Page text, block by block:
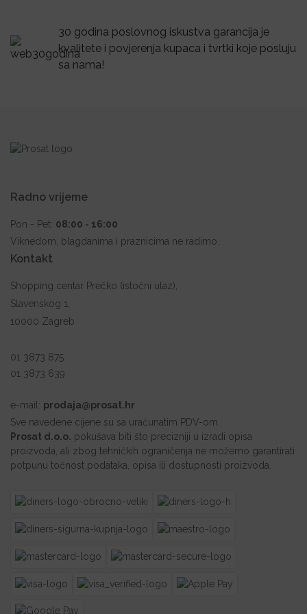
30 godina poslovnog iskustva garancija je
kvalitete i povjerenja kupaca i tvrtki koje posluju
sa nama!
Radno vrijeme
Pon - Pet: 08:00 - 16:00
Viknedom, blagdanima i praznicima ne radimo.
Kontakt
Shopping centar Prečko (istočni ulaz),
Slavenskog 1,
10000 Zagreb
01 3873 875
01 3873 639
e-mail: prodaja@prosat.hr
Sve navedene cijene su sa uračunatim PDV-om.
Prosat d.o.o. pokušava biti što precizniji u izradi opisa
proizvoda, ali zbog tehničkih ograničenja ne možemo garantirati
potpunu točnost podataka, opisa ili dostupnosti proizvoda.